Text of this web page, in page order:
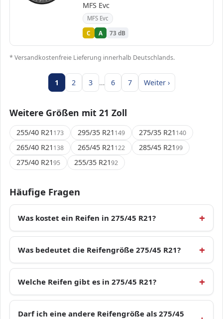
MFS Evc
MFS Evc
C A 73 dB
* Versandkostenfreie Lieferung innerhalb Deutschlands.
1 2 3 … 6 7 Weiter ›
Weitere Größen mit 21 Zoll
255/40 R21 173 295/35 R21 149 275/35 R21 140
265/40 R21 138 265/45 R21 122 285/45 R2199
275/40 R2195 255/35 R2192
Häufige Fragen
Was kostet ein Reifen in 275/45 R21?
Was bedeutet die Reifengröße 275/45 R21?
Welche Reifen gibt es in 275/45 R21?
Darf ich eine andere Reifengröße als 275/45